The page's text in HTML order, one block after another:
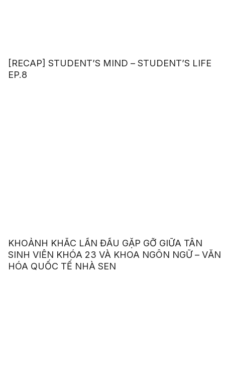
[RECAP] STUDENT’S MIND – STUDENT’S LIFE
EP.8
KHOẢNH KHẮC LẦN ĐẦU GẶP GỠ GIỮA TÂN
SINH VIÊN KHÓA 23 VÀ KHOA NGÔN NGỮ – VĂN
HÓA QUỐC TẾ NHÀ SEN